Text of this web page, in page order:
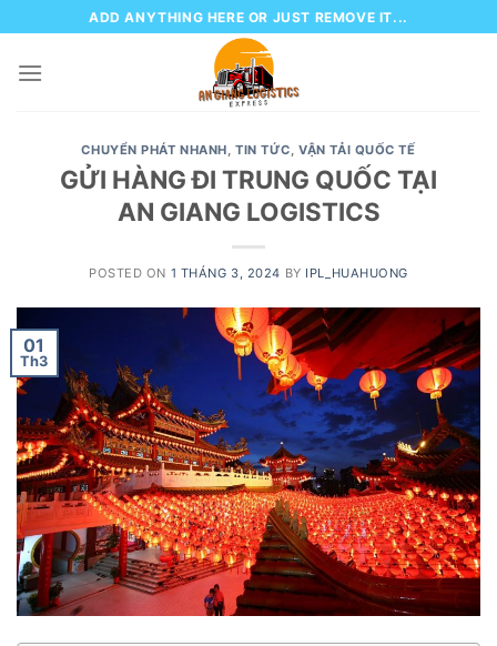
to
content
ADD ANYTHING HERE OR JUST REMOVE IT...
CHUYỂN PHÁT NHANH,TIN TỨC,VẬN TẢI QUỐC TẾ
GỬI HÀNG ĐI TRUNG QUỐC TẠI
AN GIANG LOGISTICS
POSTED ON 1 THÁNG 3, 2024 BY IPL_HUAHUONG
01
Th3